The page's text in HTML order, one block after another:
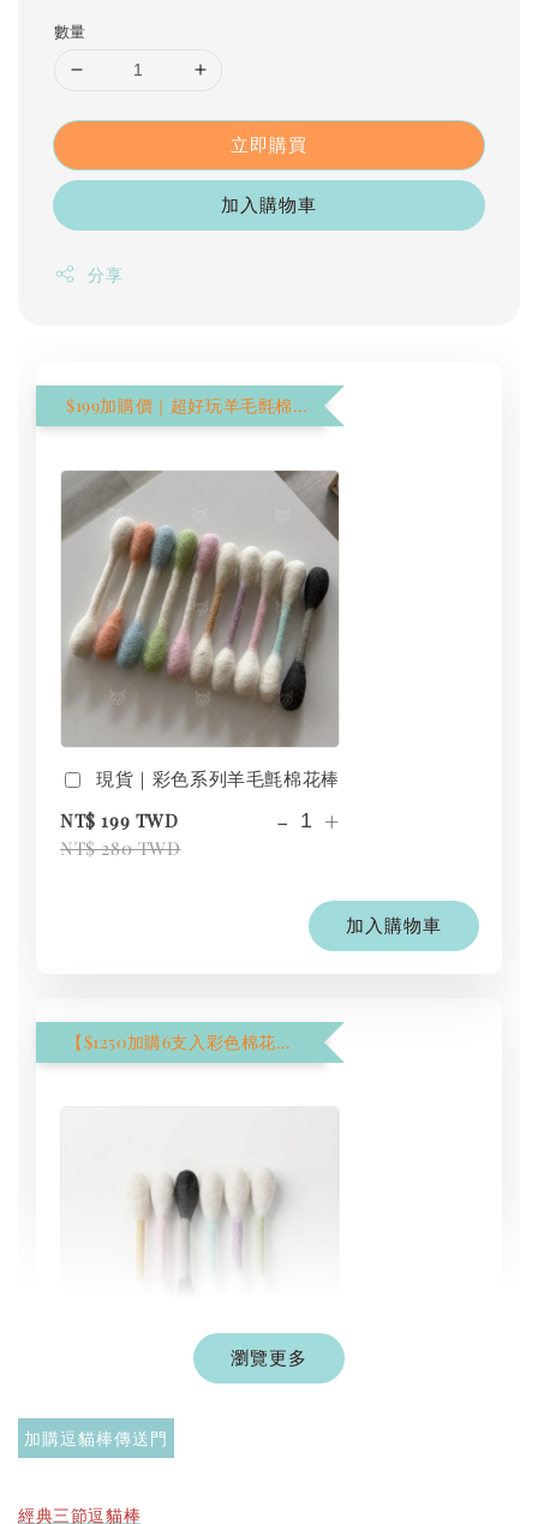
數量
立即購買
加入購物車
分享
$199加購價｜超好玩羊毛氈棉花棒
現貨｜彩色系列羊毛氈棉花棒
NT$ 199 TWD
NT$ 280 TWD
- +
加入購物車
【$1250加購6支入彩色棉花棒】
現貨｜彩色系列羊毛氈棉花棒
NT$ 1,250 TWD
瀏覽更多
加購逗貓棒傳送門
經典三節逗貓棒